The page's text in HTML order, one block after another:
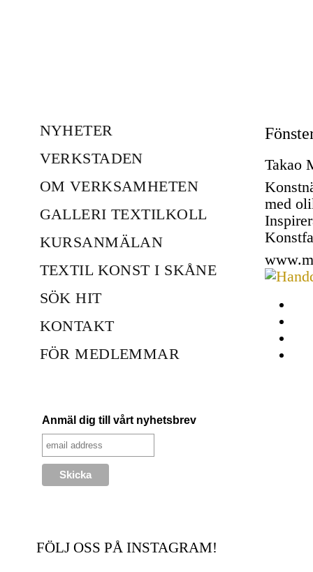
Takao
med
NYHETER
VERKSTADEN
OM VERKSAMHETEN
GALLERI TEXTILKOLL
KURSANMÄLAN
TEXTIL KONST I SKÅNE
SÖK HIT
KONTAKT
FÖR MEDLEMMAR
Anmäl dig till vårt nyhetsbrev
FÖLJ OSS PÅ INSTAGRAM!